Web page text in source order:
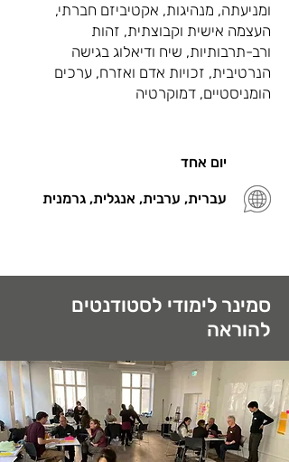
ומניעתה, מנהיגות, אקטיביזם חברתי,
העצמה אישית וקבוצתית, זהות
ורב-תרבותיות, שיח ודיאלוג בגישה
הנרטיבית, זכויות אדם ואזרח, ערכים
הומניסטיים, דמוקרטיה
יום אחד
עברית, ערבית, אנגלית, גרמנית
סמינר לימודי לסטודנטים
להוראה